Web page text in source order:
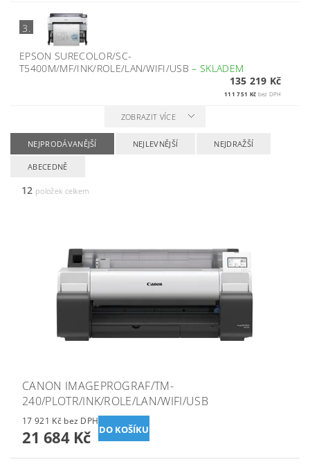
3.
EPSON SURECOLOR/SC-
T5400M/MF/INK/ROLE/LAN/WIFI/USB–SKLADEM
135 219 Kč
111 751 Kč bez DPH
ZOBRAZIT VÍCE
NEJPRODÁVANĚJŠÍ NEJLEVNĚJŠÍ NEJDRAŽŠÍ
ABECEDNĚ
12 položek celkem
CANON IMAGEPROGRAF/TM-
240/PLOTR/INK/ROLE/LAN/WIFI/USB
17 921 Kč bez DPH
21 684 Kč